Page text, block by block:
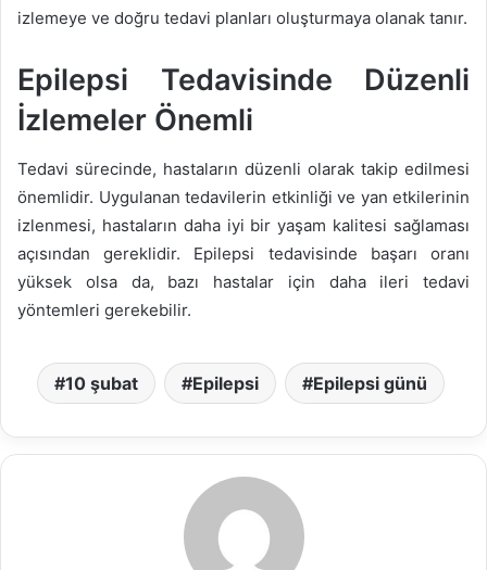
izlemeye ve doğru tedavi planları oluşturmaya olanak tanır.
Epilepsi Tedavisinde Düzenli
İzlemeler Önemli
Tedavi sürecinde, hastaların düzenli olarak takip edilmesi
önemlidir. Uygulanan tedavilerin etkinliği ve yan etkilerinin
izlenmesi, hastaların daha iyi bir yaşam kalitesi sağlaması
açısından gereklidir. Epilepsi tedavisinde başarı oranı
yüksek olsa da, bazı hastalar için daha ileri tedavi
yöntemleri gerekebilir.
10 şubat Epilepsi Epilepsi günü